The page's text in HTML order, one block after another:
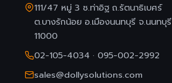
111/47 หมู่ 3 ซ.ท่าอิฐ ถ.รัตนาธิเบศร์
ต.บางรักน้อย อ.เมืองนนทบุรี จ.นนทบุรี
11000
02-105-4034 · 095-002-2992
sales@dollysolutions.com